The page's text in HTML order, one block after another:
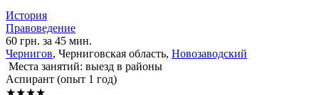
История
Правоведение
60 грн. за 45 мин.
Чернигов, Черниговская область, Новозаводский
Места занятий: выезд в районы
Аспирант (опыт 1 год)
★★★★